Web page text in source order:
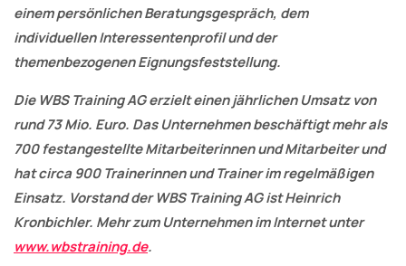
einem persönlichen Beratungsgespräch, dem
individuellen Interessentenprofil und der
themenbezogenen Eignungsfeststellung.
Die WBS Training AG erzielt einen jährlichen Umsatz von
rund 73 Mio. Euro. Das Unternehmen beschäftigt mehr als
700 festangestellte Mitarbeiterinnen und Mitarbeiter und
hat circa 900 Trainerinnen und Trainer im regelmäßigen
Einsatz. Vorstand der WBS Training AG ist Heinrich
Kronbichler. Mehr zum Unternehmen im Internet unter
www.wbstraining.de.